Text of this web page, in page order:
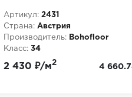
Артикул: 2431
Страна: Австрия
Производитель:
Bohofloor
Класс: 34
Толщина, мм:
2 430 ₽/м2
4